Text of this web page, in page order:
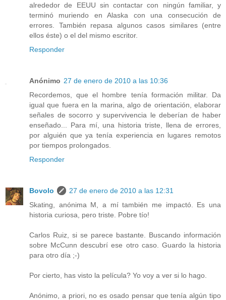
alrededor de EEUU sin contactar con ningún familiar, y
terminó muriendo en Alaska con una consecución de
errores. También repasa algunos casos similares (entre
ellos éste) o el del mismo escritor.
Responder
Anónimo 27 de enero de 2010 a las 10:36
Recordemos, que el hombre tenía formación militar. Da
igual que fuera en la marina, algo de orientación, elaborar
señales de socorro y supervivencia le deberían de haber
enseñado... Para mí, una historia triste, llena de errores,
por alguién que ya tenía experiencia en lugares remotos
por tiempos prolongados.
Responder
Bovolo
27 de enero de 2010 a las 12:31
Skating, anónima M, a mí también me impactó. Es una
historia curiosa, pero triste. Pobre tío!
Carlos Ruiz, si se parece bastante. Buscando información
sobre McCunn descubrí ese otro caso. Guardo la historia
para otro día ;-)
Por cierto, has visto la película? Yo voy a ver si lo hago.
Anónimo, a priori, no es osado pensar que tenía algún tipo